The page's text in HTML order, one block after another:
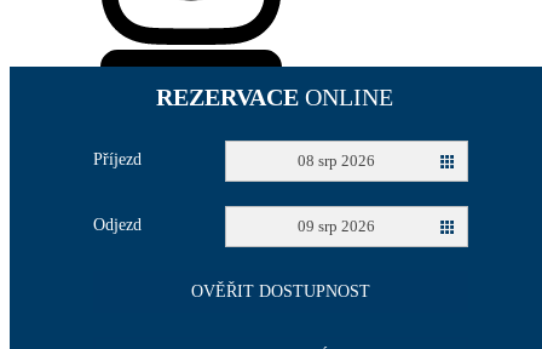
REZERVACE ONLINE
Příjezd 08 srp 2026
Odjezd 09 srp 2026
OVĚŘIT DOSTUPNOST